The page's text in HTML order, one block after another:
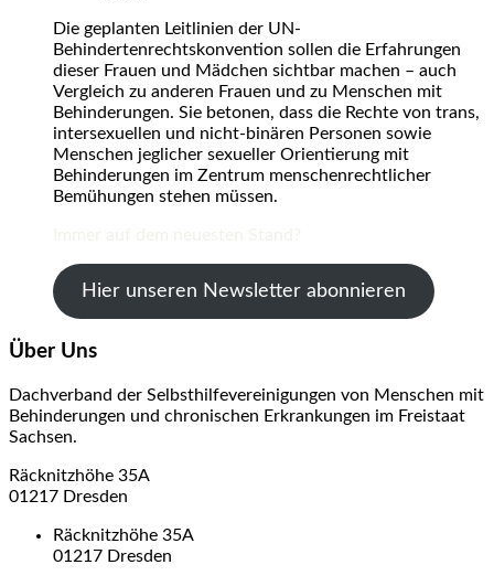
Die geplanten Leitlinien der UN-
Behindertenrechtskonvention sollen die Erfahrungen
dieser Frauen und Mädchen sichtbar machen – auch
Vergleich zu anderen Frauen und zu Menschen mit
Behinderungen. Sie betonen, dass die Rechte von trans,
intersexuellen und nicht-binären Personen sowie
Menschen jeglicher sexueller Orientierung mit
Behinderungen im Zentrum menschenrechtlicher
Bemühungen stehen müssen.
Hier unseren Newsletter abonnieren
Über Uns
Dachverband der Selbsthilfevereinigungen von Menschen mit
Behinderungen und chronischen Erkrankungen im Freistaat
Sachsen.
Räcknitzhöhe 35A
01217 Dresden
Räcknitzhöhe 35A
01217 Dresden